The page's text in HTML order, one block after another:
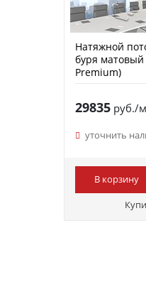
Натяжной
буря матовый
Premium)
29835руб./
уточнить
В корзину